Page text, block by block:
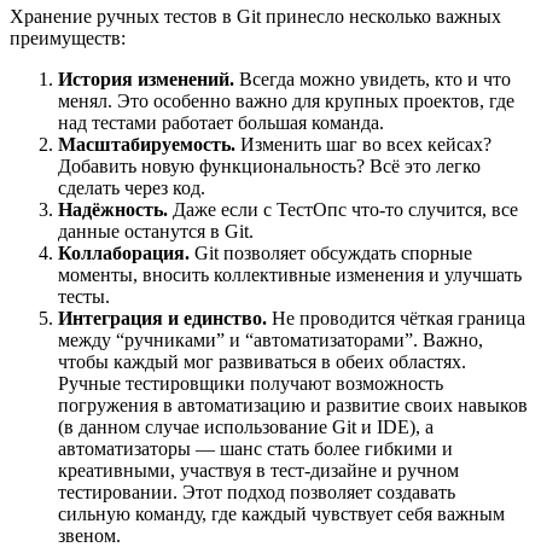
Хранение ручных тестов в Git принесло несколько важных
преимуществ:
История изменений. Всегда можно увидеть, кто и что
менял. Это особенно важно для крупных проектов, где
над тестами работает большая команда.
Масштабируемость. Изменить шаг во всех кейсах?
Добавить новую функциональность? Всё это легко
сделать через код.
Надёжность. Даже если с ТестОпс что-то случится, все
данные останутся в Git.
Коллаборация. Git позволяет обсуждать спорные
моменты, вносить коллективные изменения и улучшать
тесты.
Интеграция и единство. Не проводится чёткая граница
между “ручниками” и “автоматизаторами”. Важно,
чтобы каждый мог развиваться в обеих областях.
Ручные тестировщики получают возможность
погружения в автоматизацию и развитие своих навыков
(в данном случае использование Git и IDE), а
автоматизаторы — шанс стать более гибкими и
креативными, участвуя в тест-дизайне и ручном
тестировании. Этот подход позволяет создавать
сильную команду, где каждый чувствует себя важным
звеном.